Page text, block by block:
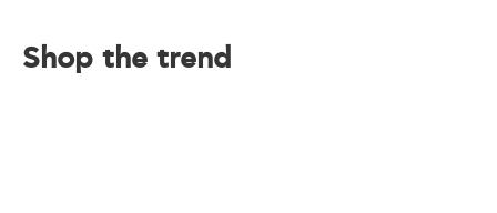
Shop the trend